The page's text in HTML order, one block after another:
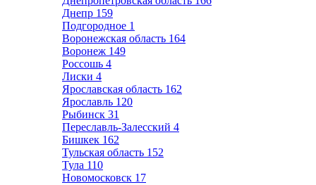
Днепр 159
Подгородное 1
Воронежская область 164
Воронеж 149
Россошь 4
Лиски 4
Ярославская область 162
Ярославль 120
Рыбинск 31
Переславль-Залесский 4
Бишкек 162
Тульская область 152
Тула 110
Новомосковск 17